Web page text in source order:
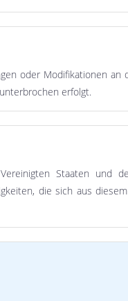
oder Modifikationen
erfolgt.
Staaten und
die sich aus